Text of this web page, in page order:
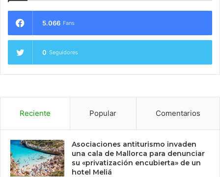
5.066 Fans
0 Seguidores
Reciente Popular Comentarios
Asociaciones antiturismo invaden
una cala de Mallorca para denunciar
su «privatización encubierta» de un
hotel Meliá